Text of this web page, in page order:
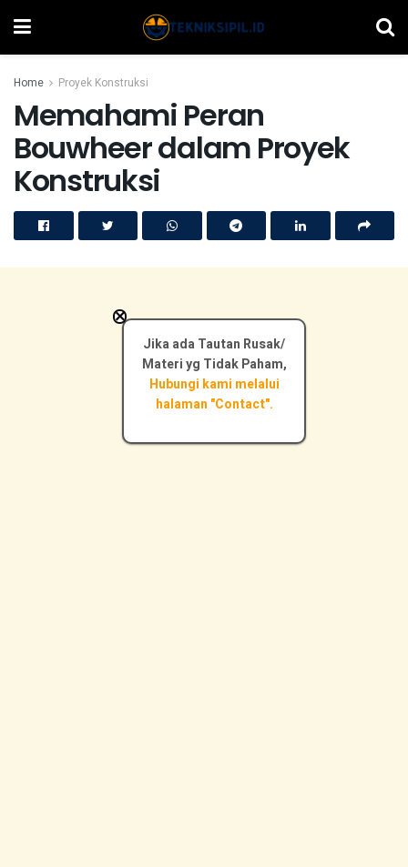
Home Proyek Konstruksi
Memahami Peran
Bouwheer dalam Proyek
Konstruksi
Jika ada Tautan Rusak/
Materi yg Tidak Paham,
Hubungi kami melalui
halaman "Contact".
×